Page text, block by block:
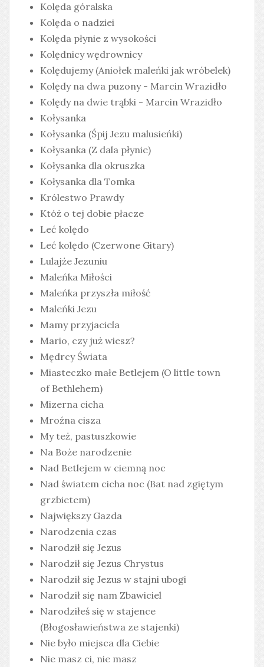
Kolęda góralska
Kolęda o nadziei
Kolęda płynie z wysokości
Kolędnicy wędrownicy
Kolędujemy (Aniołek maleńki jak wróbelek)
Kolędy na dwa puzony - Marcin Wrazidło
Kolędy na dwie trąbki - Marcin Wrazidło
Kołysanka
Kołysanka (Śpij Jezu malusieńki)
Kołysanka (Z dala płynie)
Kołysanka dla okruszka
Kołysanka dla Tomka
Królestwo Prawdy
Któż o tej dobie płacze
Leć kolędo
Leć kolędo (Czerwone Gitary)
Lulajże Jezuniu
Maleńka Miłości
Maleńka przyszła miłość
Maleńki Jezu
Mamy przyjaciela
Mario, czy już wiesz?
Mędrcy Świata
Miasteczko małe Betlejem (O little town
of Bethlehem)
Mizerna cicha
Mroźna cisza
My też, pastuszkowie
Na Boże narodzenie
Nad Betlejem w ciemną noc
Nad światem cicha noc (Bat nad zgiętym
grzbietem)
Największy Gazda
Narodzenia czas
Narodził się Jezus
Narodził się Jezus Chrystus
Narodził się Jezus w stajni ubogi
Narodził się nam Zbawiciel
Narodziłeś się w stajence
(Błogosławieństwa ze stajenki)
Nie było miejsca dla Ciebie
Nie masz ci, nie masz